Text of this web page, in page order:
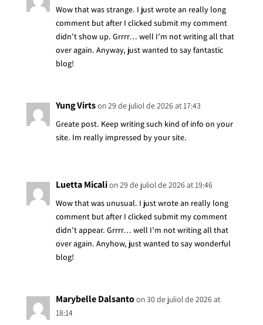
Wow that was strange. I just wrote an really long
comment but after I clicked submit my comment
didn’t show up. Grrrr… well I’m not writing all that
over again. Anyway, just wanted to say fantastic
blog!
Yung Virtson 29 de juliol de 2026 at 17:43
Greate post. Keep writing such kind of info on your
site. Im really impressed by your site.
Luetta Micalion 29 de juliol de 2026 at 19:46
Wow that was unusual. I just wrote an really long
comment but after I clicked submit my comment
didn’t appear. Grrrr… well I’m not writing all that
over again. Anyhow, just wanted to say wonderful
blog!
Marybelle Dalsantoon 30 de juliol de 2026 at
18:14